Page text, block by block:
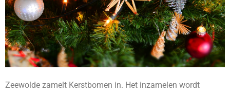
Zeewolde zamelt Kerstbomen in. Het inzamelen wordt